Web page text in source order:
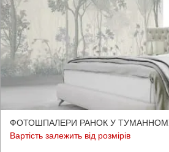
ФОТОШПАЛЕРИ РАНОК У ТУМАННОМУ
Вартість залежить від розмірів